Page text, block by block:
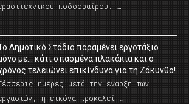
ποδοσφαίρου. …
Δημοτικό Στάδιο παραμένει εργοτάξιο
με… κάτι σπασμένα πλακάκια και ο
τελειώνει επικίνδυνα για τη Ζάκυνθο!
ημέρες μετά την έναρξη των
η εικόνα προκαλεί …